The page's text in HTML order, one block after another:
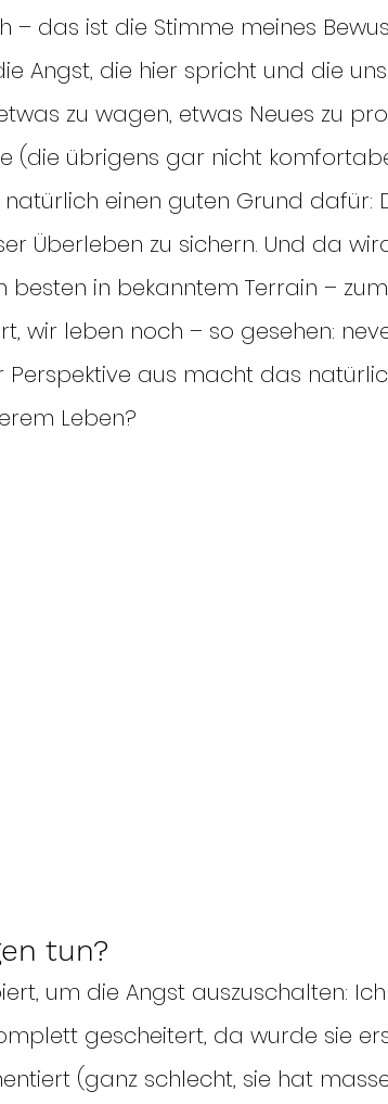
das ist die Stimme meines
Angst, die hier spricht und die
zu wagen, etwas Neues zu
(die übrigens gar nicht
einen guten Grund dafür:
Überleben zu sichern. Und da
besten in bekanntem Terrain –
wir leben noch – so gesehen:
aus macht das
Leben?
tun?
um die Angst auszuschalten:
gescheitert, da wurde sie
(ganz schlecht, sie hat